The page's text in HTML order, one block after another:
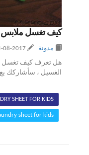
كيف تغسل ملابس
مدونة
هل تعرف كيف تغسل
الغسيل ، سأشاركك
SHEET FOR KIDS
sheet for kids